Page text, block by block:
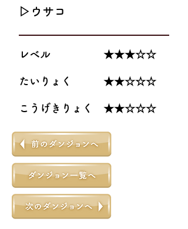
▷ウサコ
レベル ★★★☆☆
たいりょく ★★☆☆☆
こうげきりょく ★★☆☆☆